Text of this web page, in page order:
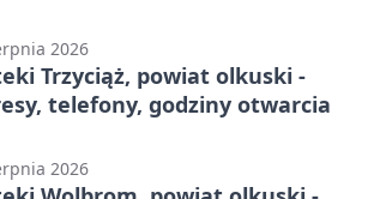
2026
Trzyciąż, powiat olkuski -
telefony, godziny otwarcia
2026